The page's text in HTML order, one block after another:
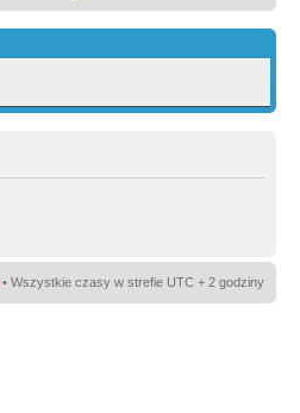
• Wszystkie czasy w strefie UTC + 2 godziny